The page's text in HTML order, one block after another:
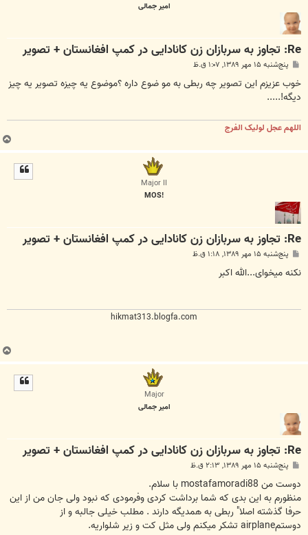
امیر جمالی
Re: تجاوز به سربازان زن کانادایی در کمپ افغانستان + تصویر
س
ت
پنج‌شنبه ۱۵ مهر ۱۳۸۹, ۱:۰۷ ق.ظ
خوب عزیزم این تصویر چه ربطی به مو ضوع داره ؟موضوع یه چیزه تصویر یه چیز
دیگه!.....
اللهم عجل لولیک الفرج
Major II
!MOS
Re: تجاوز به سربازان زن کانادایی در کمپ افغانستان + تصویر
س
ت
پنج‌شنبه ۱۵ مهر ۱۳۸۹, ۱:۱۸ ق.ظ
نکنه میخوای...الله اکبر
hikmat313.blogfa.com
Major
امیر جمالی
Re: تجاوز به سربازان زن کانادایی در کمپ افغانستان + تصویر
س
ت
پنج‌شنبه ۱۵ مهر ۱۳۸۹, ۲:۱۳ ق.ظ
دوست من mostafamoradi88 با سلام.
منظورم به این بدی که شما برداشت کردی وفرمودی که نبود ولی جان من از این
حرفا گذشته اصلا" ربطی به همدیگه دارند . مطلب خیلی جالبه و از
دوستمairplane تشکر میکنم ولی مثل کت و زیر شلواریه.